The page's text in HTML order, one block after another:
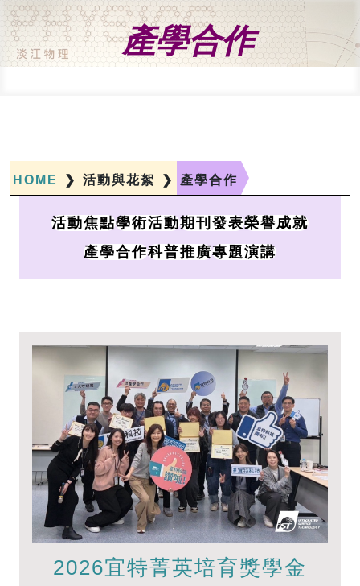
產學合作
HOME ❯ 活動與花絮 ❯ 產學合作
活動焦點學術活動期刊發表榮譽成就
產學合作科普推廣專題演講
2026宜特菁英培育獎學金